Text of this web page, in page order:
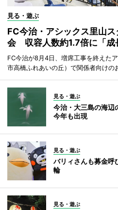
見る・遊ぶ
FC今治・アシックス里山
会 収容人数約1.7倍に「成
FC今治が8月4日、増席工事を終えた
市高橋ふれあいの丘）で関係者向けの
見る・遊ぶ
今治・大三島の海
今年も出現
見る・遊ぶ
バリィさんも募金
輪
見る・遊ぶ